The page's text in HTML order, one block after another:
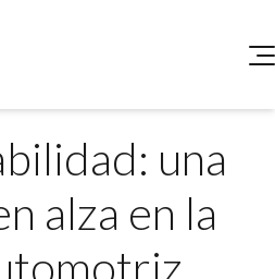
una
alza en la